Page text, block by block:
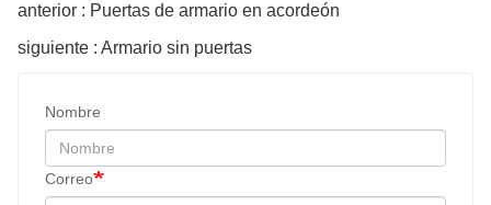
anterior : Puertas de armario en acordeón
siguiente : Armario sin puertas
Nombre
Correo